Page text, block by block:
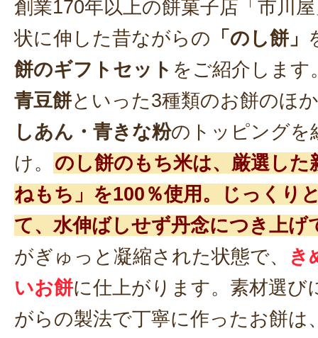
創業170年以上の餅菓子店「市川
状に伸した昔ながらの 「のし餅」
餅のギフトセット をご紹介します
青豆餅といった3種類のお餅のほ
しあん・青きな粉のトッピングを
け。 のし餅のもち米は、厳選した
ねもち」を100％使用。じっくり
て、水伸ばしせず丹念につき上げ
がぎゅっと凝縮された状態で、
き
いお餅に仕上がります。素材選び
がらの製法で丁寧に作ったお餅は